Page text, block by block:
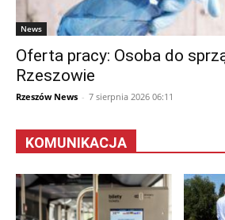
News
Oferta pracy: Osoba do
Rzeszowie
Rzeszów News - 7 sierpnia 2026 06:11
KOMUNIKACJA